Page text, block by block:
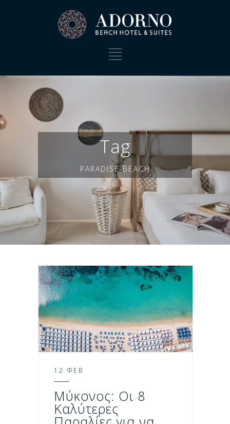
Tag
PARADISE BEACH
12 ΦΕΒ
Μύκονος: Οι 8
Καλύτερες